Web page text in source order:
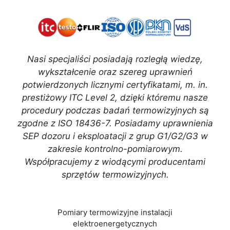
Nasi specjaliści posiadają rozległą wiedzę,
wykształcenie oraz szereg uprawnień
potwierdzonych licznymi certyfikatami, m. in.
prestiżowy ITC Level 2, dzięki któremu nasze
procedury podczas badań termowizyjnych są
zgodne z ISO 18436-7. Posiadamy uprawnienia
SEP dozoru i eksploatacji z grup G1/G2/G3 w
zakresie kontrolno-pomiarowym.
Współpracujemy z wiodącymi producentami
sprzętów termowizyjnych.
Pomiary termowizyjne instalacji
elektroenergetycznych